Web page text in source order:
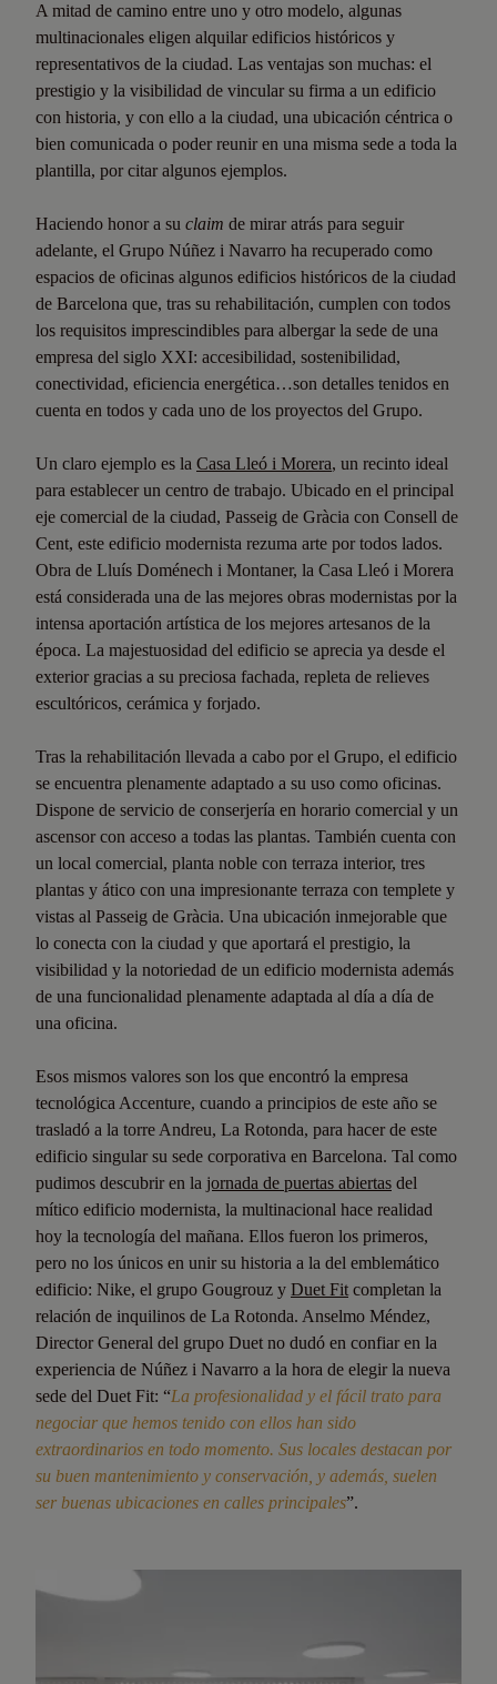
A mitad de camino entre uno y otro modelo, algunas
multinacionales eligen alquilar edificios históricos y
representativos de la ciudad. Las ventajas son muchas: el
prestigio y la visibilidad de vincular su firma a un edificio
con historia, y con ello a la ciudad, una ubicación céntrica o
bien comunicada o poder reunir en una misma sede a toda la
plantilla, por citar algunos ejemplos.
Haciendo honor a su claim de mirar atrás para seguir
adelante, el Grupo Núñez i Navarro ha recuperado como
espacios de oficinas algunos edificios históricos de la ciudad
de Barcelona que, tras su rehabilitación, cumplen con todos
los requisitos imprescindibles para albergar la sede de una
empresa del siglo XXI: accesibilidad, sostenibilidad,
conectividad, eficiencia energética…son detalles tenidos en
cuenta en todos y cada uno de los proyectos del Grupo.
Un claro ejemplo es la Casa Lleó i Morera, un recinto ideal
para establecer un centro de trabajo. Ubicado en el principal
eje comercial de la ciudad, Passeig de Gràcia con Consell de
Cent, este edificio modernista rezuma arte por todos lados.
Obra de Lluís Doménech i Montaner, la Casa Lleó i Morera
está considerada una de las mejores obras modernistas por la
intensa aportación artística de los mejores artesanos de la
época. La majestuosidad del edificio se aprecia ya desde el
exterior gracias a su preciosa fachada, repleta de relieves
escultóricos, cerámica y forjado.
Tras la rehabilitación llevada a cabo por el Grupo, el edificio
se encuentra plenamente adaptado a su uso como oficinas.
Dispone de servicio de conserjería en horario comercial y un
ascensor con acceso a todas las plantas. También cuenta con
un local comercial, planta noble con terraza interior, tres
plantas y ático con una impresionante terraza con templete y
vistas al Passeig de Gràcia. Una ubicación inmejorable que
lo conecta con la ciudad y que aportará el prestigio, la
visibilidad y la notoriedad de un edificio modernista además
de una funcionalidad plenamente adaptada al día a día de
una oficina.
Esos mismos valores son los que encontró la empresa
tecnológica Accenture, cuando a principios de este año se
trasladó a la torre Andreu, La Rotonda, para hacer de este
edificio singular su sede corporativa en Barcelona. Tal como
pudimos descubrir en la jornada de puertas abiertas del
mítico edificio modernista, la multinacional hace realidad
hoy la tecnología del mañana. Ellos fueron los primeros,
pero no los únicos en unir su historia a la del emblemático
edificio: Nike, el grupo Gougrouz y Duet Fit completan la
relación de inquilinos de La Rotonda. Anselmo Méndez,
Director General del grupo Duet no dudó en confiar en la
experiencia de Núñez i Navarro a la hora de elegir la nueva
sede del Duet Fit: “La profesionalidad y el fácil trato para
negociar que hemos tenido con ellos han sido
extraordinarios en todo momento. Sus locales destacan por
su buen mantenimiento y conservación, y además, suelen
ser buenas ubicaciones en calles principales”.